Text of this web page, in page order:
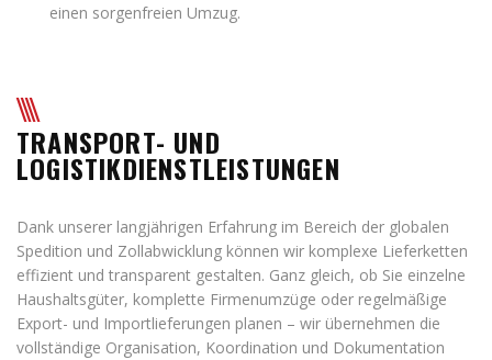
einen sorgenfreien Umzug.
TRANSPORT- UND
LOGISTIKDIENSTLEISTUNGEN
Dank unserer langjährigen Erfahrung im Bereich der globalen
Spedition und Zollabwicklung können wir komplexe Lieferketten
effizient und transparent gestalten. Ganz gleich, ob Sie einzelne
Haushaltsgüter, komplette Firmenumzüge oder regelmäßige
Export- und Importlieferungen planen – wir übernehmen die
vollständige Organisation, Koordination und Dokumentation